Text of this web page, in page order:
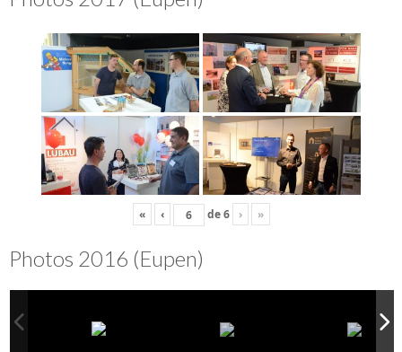
« ‹ de6 › »
Photos 2016 (Eupen)